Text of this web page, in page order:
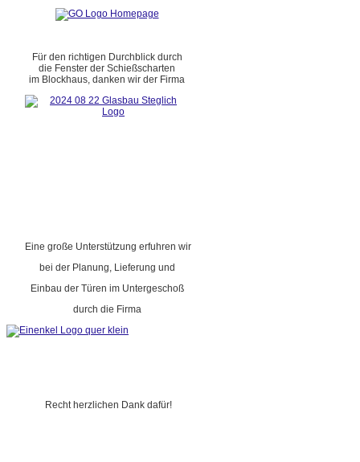
Für den richtigen Durchblick durch
die Fenster der Schießscharten
im Blockhaus, danken wir der Firma
Eine große Unterstützung erfuhren wir
bei der Planung, Lieferung und
Einbau der Türen im Untergeschoß
durch die Firma
Recht herzlichen Dank dafür!